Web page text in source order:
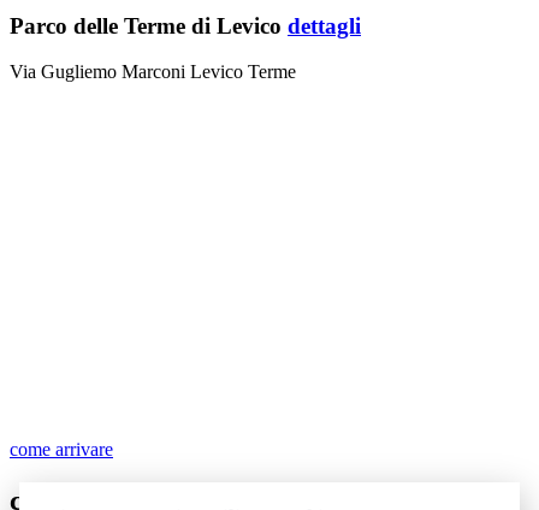
Parco delle Terme di Levico dettagli
Via Gugliemo Marconi Levico Terme
come arrivare
contatti